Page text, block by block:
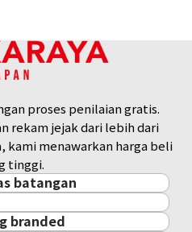
proses penilaian gratis.
rekam jejak dari lebih dari
kami menawarkan harga beli
tinggi.
batangan
batangan
branded